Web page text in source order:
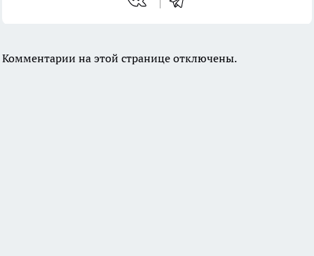
Комментарии на этой странице отключены.